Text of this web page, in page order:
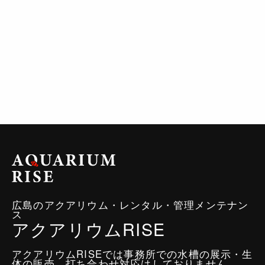
広島のアクアリウム・レンタル・管理メンテナン
ス
アクアリウムRISE
アクアリウムRISEでは事務所での水槽の展示・生